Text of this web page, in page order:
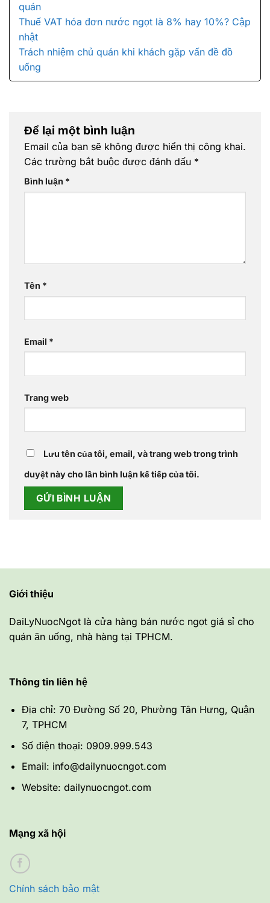
quán
Thuế VAT hóa đơn nước ngọt là 8% hay 10%? Cập
nhật
Trách nhiệm chủ quán khi khách gặp vấn đề đồ
uống
Để lại một bình luận
Email của bạn sẽ không được hiển thị công khai.
Các trường bắt buộc được đánh dấu *
Bình luận *
Tên *
Email *
Trang web
Lưu tên của tôi, email, và trang web trong trình
duyệt này cho lần bình luận kế tiếp của tôi.
Giới thiệu
DaiLyNuocNgot là cửa hàng bán nước ngọt giá sỉ cho
quán ăn uống, nhà hàng tại TPHCM.
Thông tin liên hệ
Địa chỉ: 70 Đường Số 20, Phường Tân Hưng, Quận
7, TPHCM
Số điện thoại: 0909.999.543
Email: info@dailynuocngot.com
Website: dailynuocngot.com
Mạng xã hội
Chính sách bảo mật